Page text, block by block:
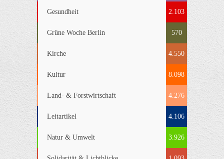
Gesundheit 2.103
Grüne Woche Berlin 570
Kirche 4.550
Kultur 8.098
Land- & Forstwirtschaft 4.276
Leitartikel 4.106
Natur & Umwelt 3.926